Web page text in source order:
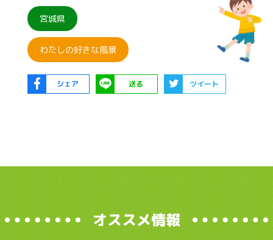
宮城県
わたしの好きな風景
シェア 送る ツイート
オススメ情報